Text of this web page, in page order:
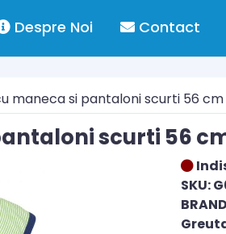
Despre Noi Contact
maneca si pantaloni scurti 56 cm
scurti 56
SKU: